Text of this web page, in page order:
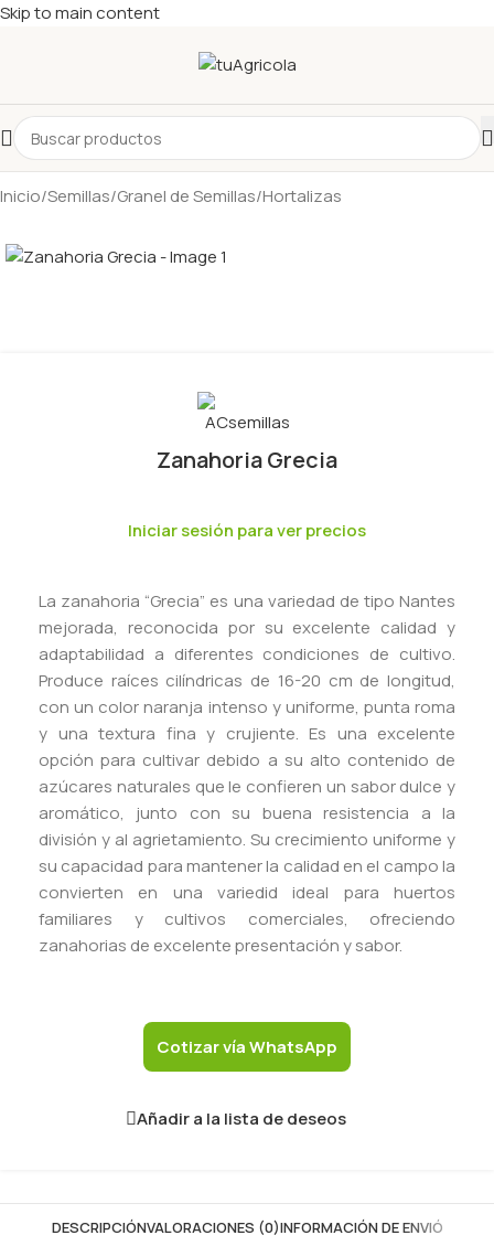
Skip to main content
Inicio/Semillas/Granel de Semillas/Hortalizas
Zanahoria Grecia
Iniciar sesión para ver precios
La zanahoria “Grecia” es una variedad de tipo Nantes
mejorada, reconocida por su excelente calidad y
adaptabilidad a diferentes condiciones de cultivo.
Produce raíces cilíndricas de 16-20 cm de longitud,
con un color naranja intenso y uniforme, punta roma
y una textura fina y crujiente. Es una excelente
opción para cultivar debido a su alto contenido de
azúcares naturales que le confieren un sabor dulce y
aromático, junto con su buena resistencia a la
división y al agrietamiento. Su crecimiento uniforme y
su capacidad para mantener la calidad en el campo la
convierten en una variedid ideal para huertos
familiares y cultivos comerciales, ofreciendo
zanahorias de excelente presentación y sabor.
Cotizar vía WhatsApp
Añadir a la lista de deseos
DESCRIPCIÓNVALORACIONES (0)INFORMACIÓN DE ENVIÓ